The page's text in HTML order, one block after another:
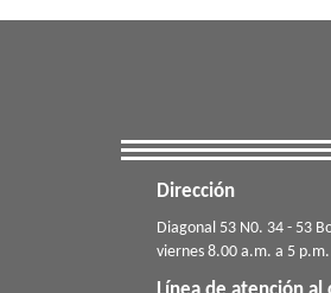
Dirección
​​​Diagonal 53 N0. 34 - 53
viernes 8.00 a.m. a 5